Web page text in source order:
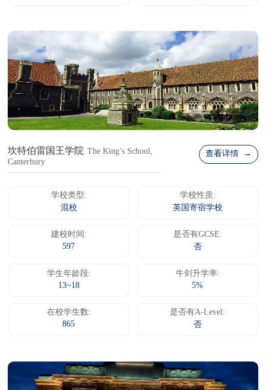
坎特伯雷国王学院 The King’s School,
Canterbury
查看详情 →
学校类型:
混校
学校性质:
英国寄宿学校
建校时间:
597
是否有GCSE:
否
学生年龄段:
13~18
牛剑升学率:
5%
在校学生数:
865
是否有A-Level:
否